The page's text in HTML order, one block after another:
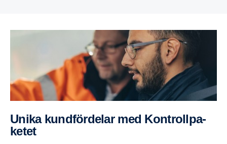
Unika kundför­delar med Kontrollpa­
ketet